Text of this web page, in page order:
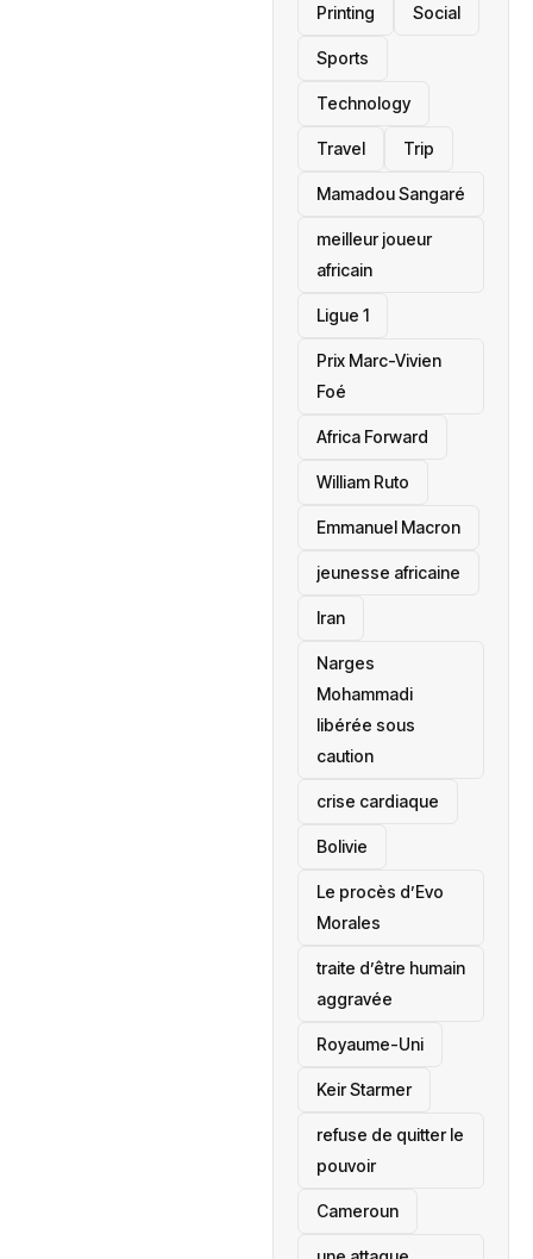
Printing Social
Sports
Technology
Travel Trip
Mamadou Sangaré
meilleur joueur
africain
Ligue 1
Prix Marc-Vivien
Foé
‎Africa Forward
William Ruto
Emmanuel Macron
jeunesse africaine
‎Iran
Narges
Mohammadi
libérée sous
caution
crise cardiaque
‎Bolivie
Le procès d’Evo
Morales
traite d’être humain
aggravée
‎Royaume-Uni
Keir Starmer
refuse de quitter le
pouvoir
‎Cameroun